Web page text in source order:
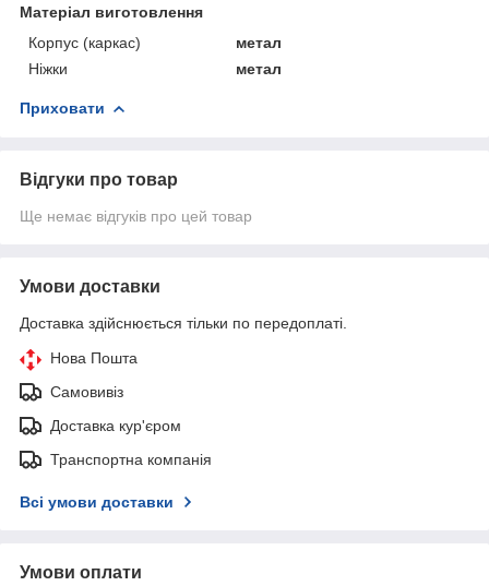
Матеріал виготовлення
Корпус (каркас)
метал
Ніжки
метал
Приховати
Відгуки про товар
Ще немає відгуків про цей товар
Умови доставки
Доставка здійснюється тільки по передоплаті.
Нова Пошта
Самовивіз
Доставка кур'єром
Транспортна компанія
Всі умови доставки
Умови оплати